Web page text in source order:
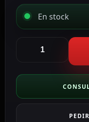
En stock
Pasacables
puertas
Tubo